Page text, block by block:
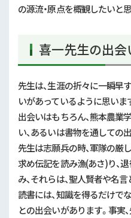
の源流・原点を概観したいと
喜一先生の出会
先生は、生涯の折々に一瞬早
いがあっているように思い
出会いはもちろん、熊本農業
い、あるいは書物を通しての
先生は志願兵の時、軍隊の厳
求め伝記を読み漁(あさ)り、
み、それらは、聖人賢者や名
読書には、知識を得るだけで
との出会いがあります。事実